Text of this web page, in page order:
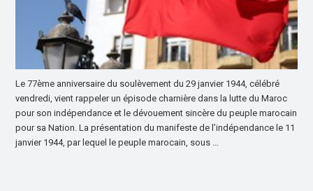
Le 77ème anniversaire du soulèvement du 29 janvier 1944, célébré
vendredi, vient rappeler un épisode charnière dans la lutte du Maroc
pour son indépendance et le dévouement sincère du peuple marocain
pour sa Nation. La présentation du manifeste de l’indépendance le 11
janvier 1944, par lequel le peuple marocain, sous …